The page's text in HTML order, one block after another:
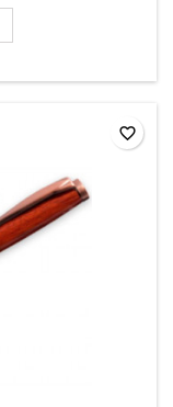
favorite_border